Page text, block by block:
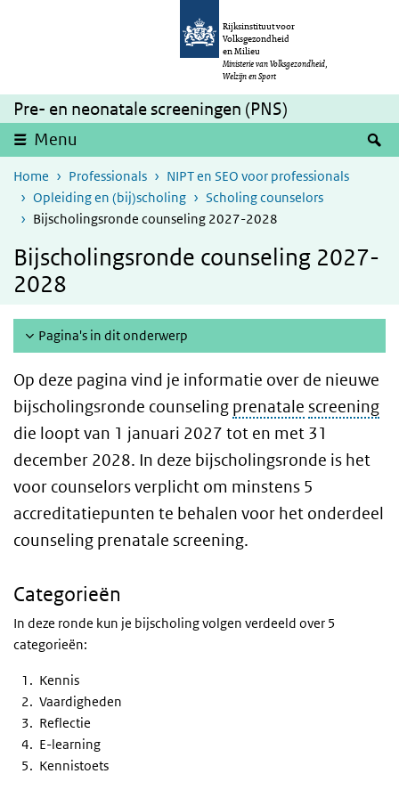
Overslaan en naar de inhoud gaan
Rijksinstituut voor
Volksgezondheid
en Milieu
Ministerie van Volksgezondheid,
Welzijn en Sport
Pre- en neonatale screeningen (PNS)
Menu
Home Professionals
NIPT en SEO voor professionals
Opleiding en (bij)scholing
Scholing counselors
Bijscholingsronde counseling 2027-2028
Bijscholingsronde counseling 2027-
2028
Pagina's in dit onderwerp
Op deze pagina vind je informatie over de nieuwe
bijscholingsronde counseling prenatale screening
die loopt van 1 januari 2027 tot en met 31
december 2028. In deze bijscholingsronde is het
voor counselors verplicht om minstens 5
accreditatiepunten te behalen voor het onderdeel
counseling prenatale screening.
Categorieën
In deze ronde kun je bijscholing volgen verdeeld over 5
categorieën:
Kennis
Vaardigheden
Reflectie
E-learning
Kennistoets